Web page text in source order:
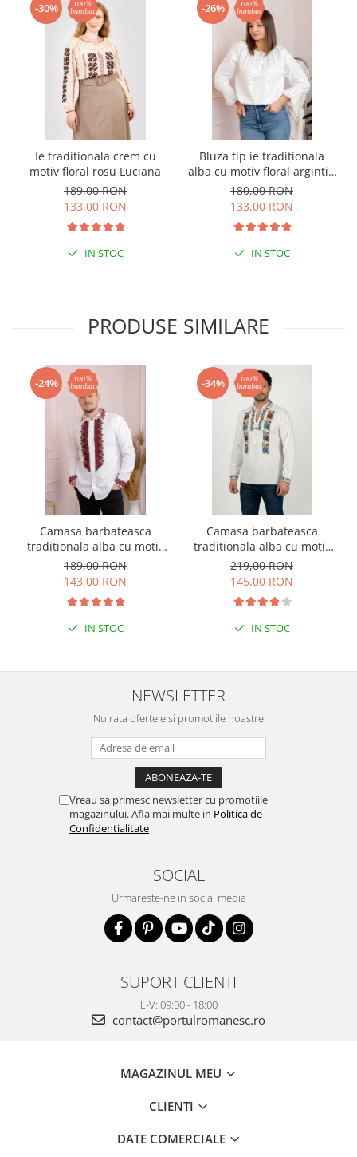
-30%
Ie traditionala crem cu
motiv floral rosu Luciana
189,00 RON
133,00 RON
IN STOC
-26%
Bluza tip ie traditionala
alba cu motiv floral argintiu
Angelica 02
180,00 RON
133,00 RON
IN STOC
PRODUSE SIMILARE
-24%
Camasa barbateasca
traditionala alba cu motiv
geometric rosu Petru 07
189,00 RON
143,00 RON
IN STOC
-34%
Camasa barbateasca
traditionala alba cu motiv
floral multicolor Sergiu
219,00 RON
145,00 RON
IN STOC
NEWSLETTER
Nu rata ofertele si promotiile noastre
Vreau sa primesc newsletter cu promotiile
magazinului. Afla mai multe in Politica de
Confidentialitate
SOCIAL
Urmareste-ne in social media
SUPORT CLIENTI
L-V: 09:00 - 18:00
contact@portulromanesc.ro
MAGAZINUL MEU
CLIENTI
DATE COMERCIALE